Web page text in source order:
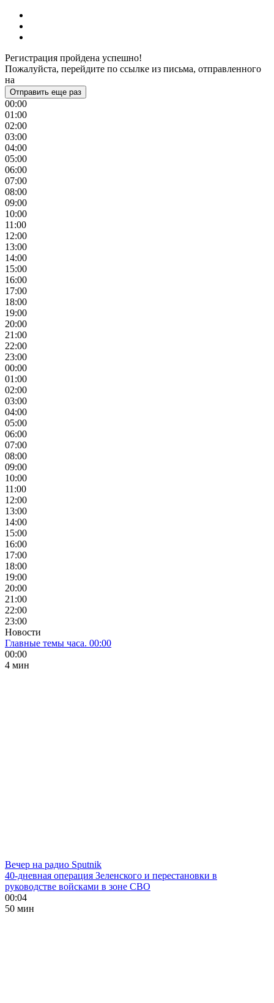
Регистрация пройдена успешно!
Пожалуйста, перейдите по ссылке из письма, отправленного
на
Отправить еще раз
00:00
01:00
02:00
03:00
04:00
05:00
06:00
07:00
08:00
09:00
10:00
11:00
12:00
13:00
14:00
15:00
16:00
17:00
18:00
19:00
20:00
21:00
22:00
23:00
00:00
01:00
02:00
03:00
04:00
05:00
06:00
07:00
08:00
09:00
10:00
11:00
12:00
13:00
14:00
15:00
16:00
17:00
18:00
19:00
20:00
21:00
22:00
23:00
Новости
Главные темы часа. 00:00
00:00
4 мин
Вечер на радио Sputnik
40-дневная операция Зеленского и перестановки в
руководстве войсками в зоне СВО
00:04
50 мин